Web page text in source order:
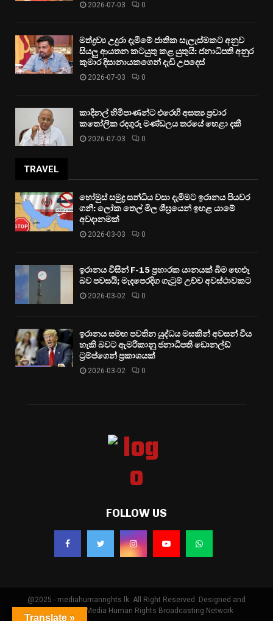
2026-07-03 0
මත්ද්‍රව්‍ය උදුරා දැමීමේ ජාතික සැලැස්මකට අනුව
සියලු ආයතන කටයුතු කළ යුතුයි: ජනාධිපති අනුර
කුමාර දිසානායකගෙන් දැඩි උපදෙස්
2026-07-03 0
කාදිනල් හිමිපාණන්ට එරෙහි අසත්‍ය ප්‍රචාර
කතෝලික රදගුරු මණ්ඩලය තරයේ හෙළා දකී
2026-07-03 0
TRAVEL
හෝමුස් සමුද්‍ර සන්ධිය වසා දැමීමට ඉරානය පියවර
ගනී: ලෝක තෙල් මිල ශීඝ්‍රයෙන් ඉහළ යාමේ
අවදානමක්
2026-03-03 0
ඉරානය විසින් F-15 ප්‍රහාරක යානයක් බිම හෙළූ
බව පවසයි; මැදපෙරදිග ගැටුම් උච්ච අවස්ථාවකට
2026-03-02 0
ඉරානය සමඟ පවතින යුද්ධය මසකින් අවසන් විය
හැකි බවට ඇමරිකානු ජනාධිපති ඩොනල්ඩ්
ට්‍රම්ප්ගෙන් ප්‍රකාශයක්
2026-03-02 0
FOLLOW US
@2025 - mediahumanrights.lk. All Right Reserved. Designed and
Developed by Media Human Rights Broadcasting Network
Translate »